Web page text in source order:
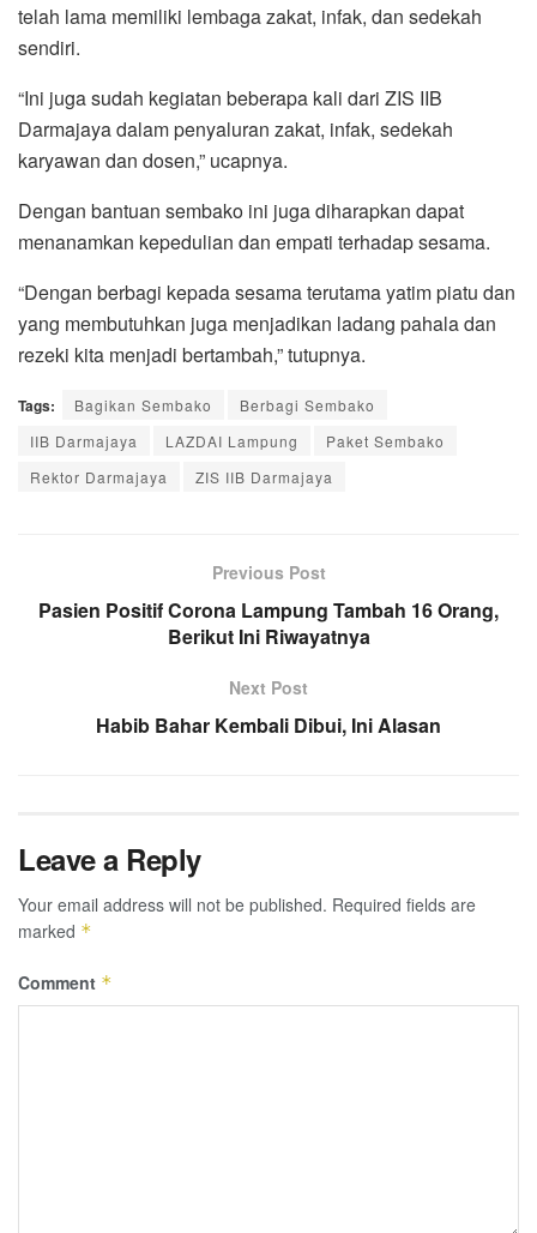
telah lama memiliki lembaga zakat, infak, dan sedekah
sendiri.
“Ini juga sudah kegiatan beberapa kali dari ZIS IIB
Darmajaya dalam penyaluran zakat, infak, sedekah
karyawan dan dosen,” ucapnya.
Dengan bantuan sembako ini juga diharapkan dapat
menanamkan kepedulian dan empati terhadap sesama.
“Dengan berbagi kepada sesama terutama yatim piatu dan
yang membutuhkan juga menjadikan ladang pahala dan
rezeki kita menjadi bertambah,” tutupnya.
Tags: Bagikan Sembako
Berbagi Sembako
IIB Darmajaya
LAZDAI Lampung
Paket Sembako
Rektor Darmajaya
ZIS IIB Darmajaya
Previous Post
Pasien Positif Corona Lampung Tambah 16 Orang,
Berikut Ini Riwayatnya
Next Post
Habib Bahar Kembali Dibui, Ini Alasan
Leave a Reply
Your email address will not be published. Required fields are
marked *
Comment *